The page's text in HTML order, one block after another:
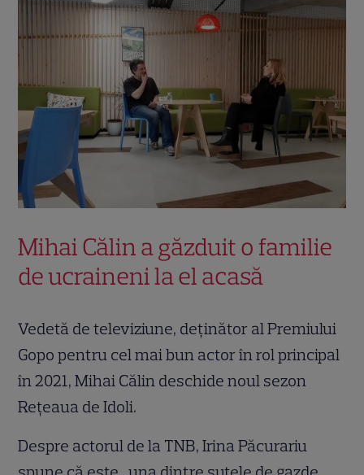
Mihai Călin a găzduit o familie
de ucraineni la el acasă
Vedetă de televiziune, deținător al Premiului
Gopo pentru cel mai bun actor în rol principal
în 2021, Mihai Călin deschide noul sezon
Rețeaua de Idoli.
Despre actorul de la TNB, Irina Păcurariu